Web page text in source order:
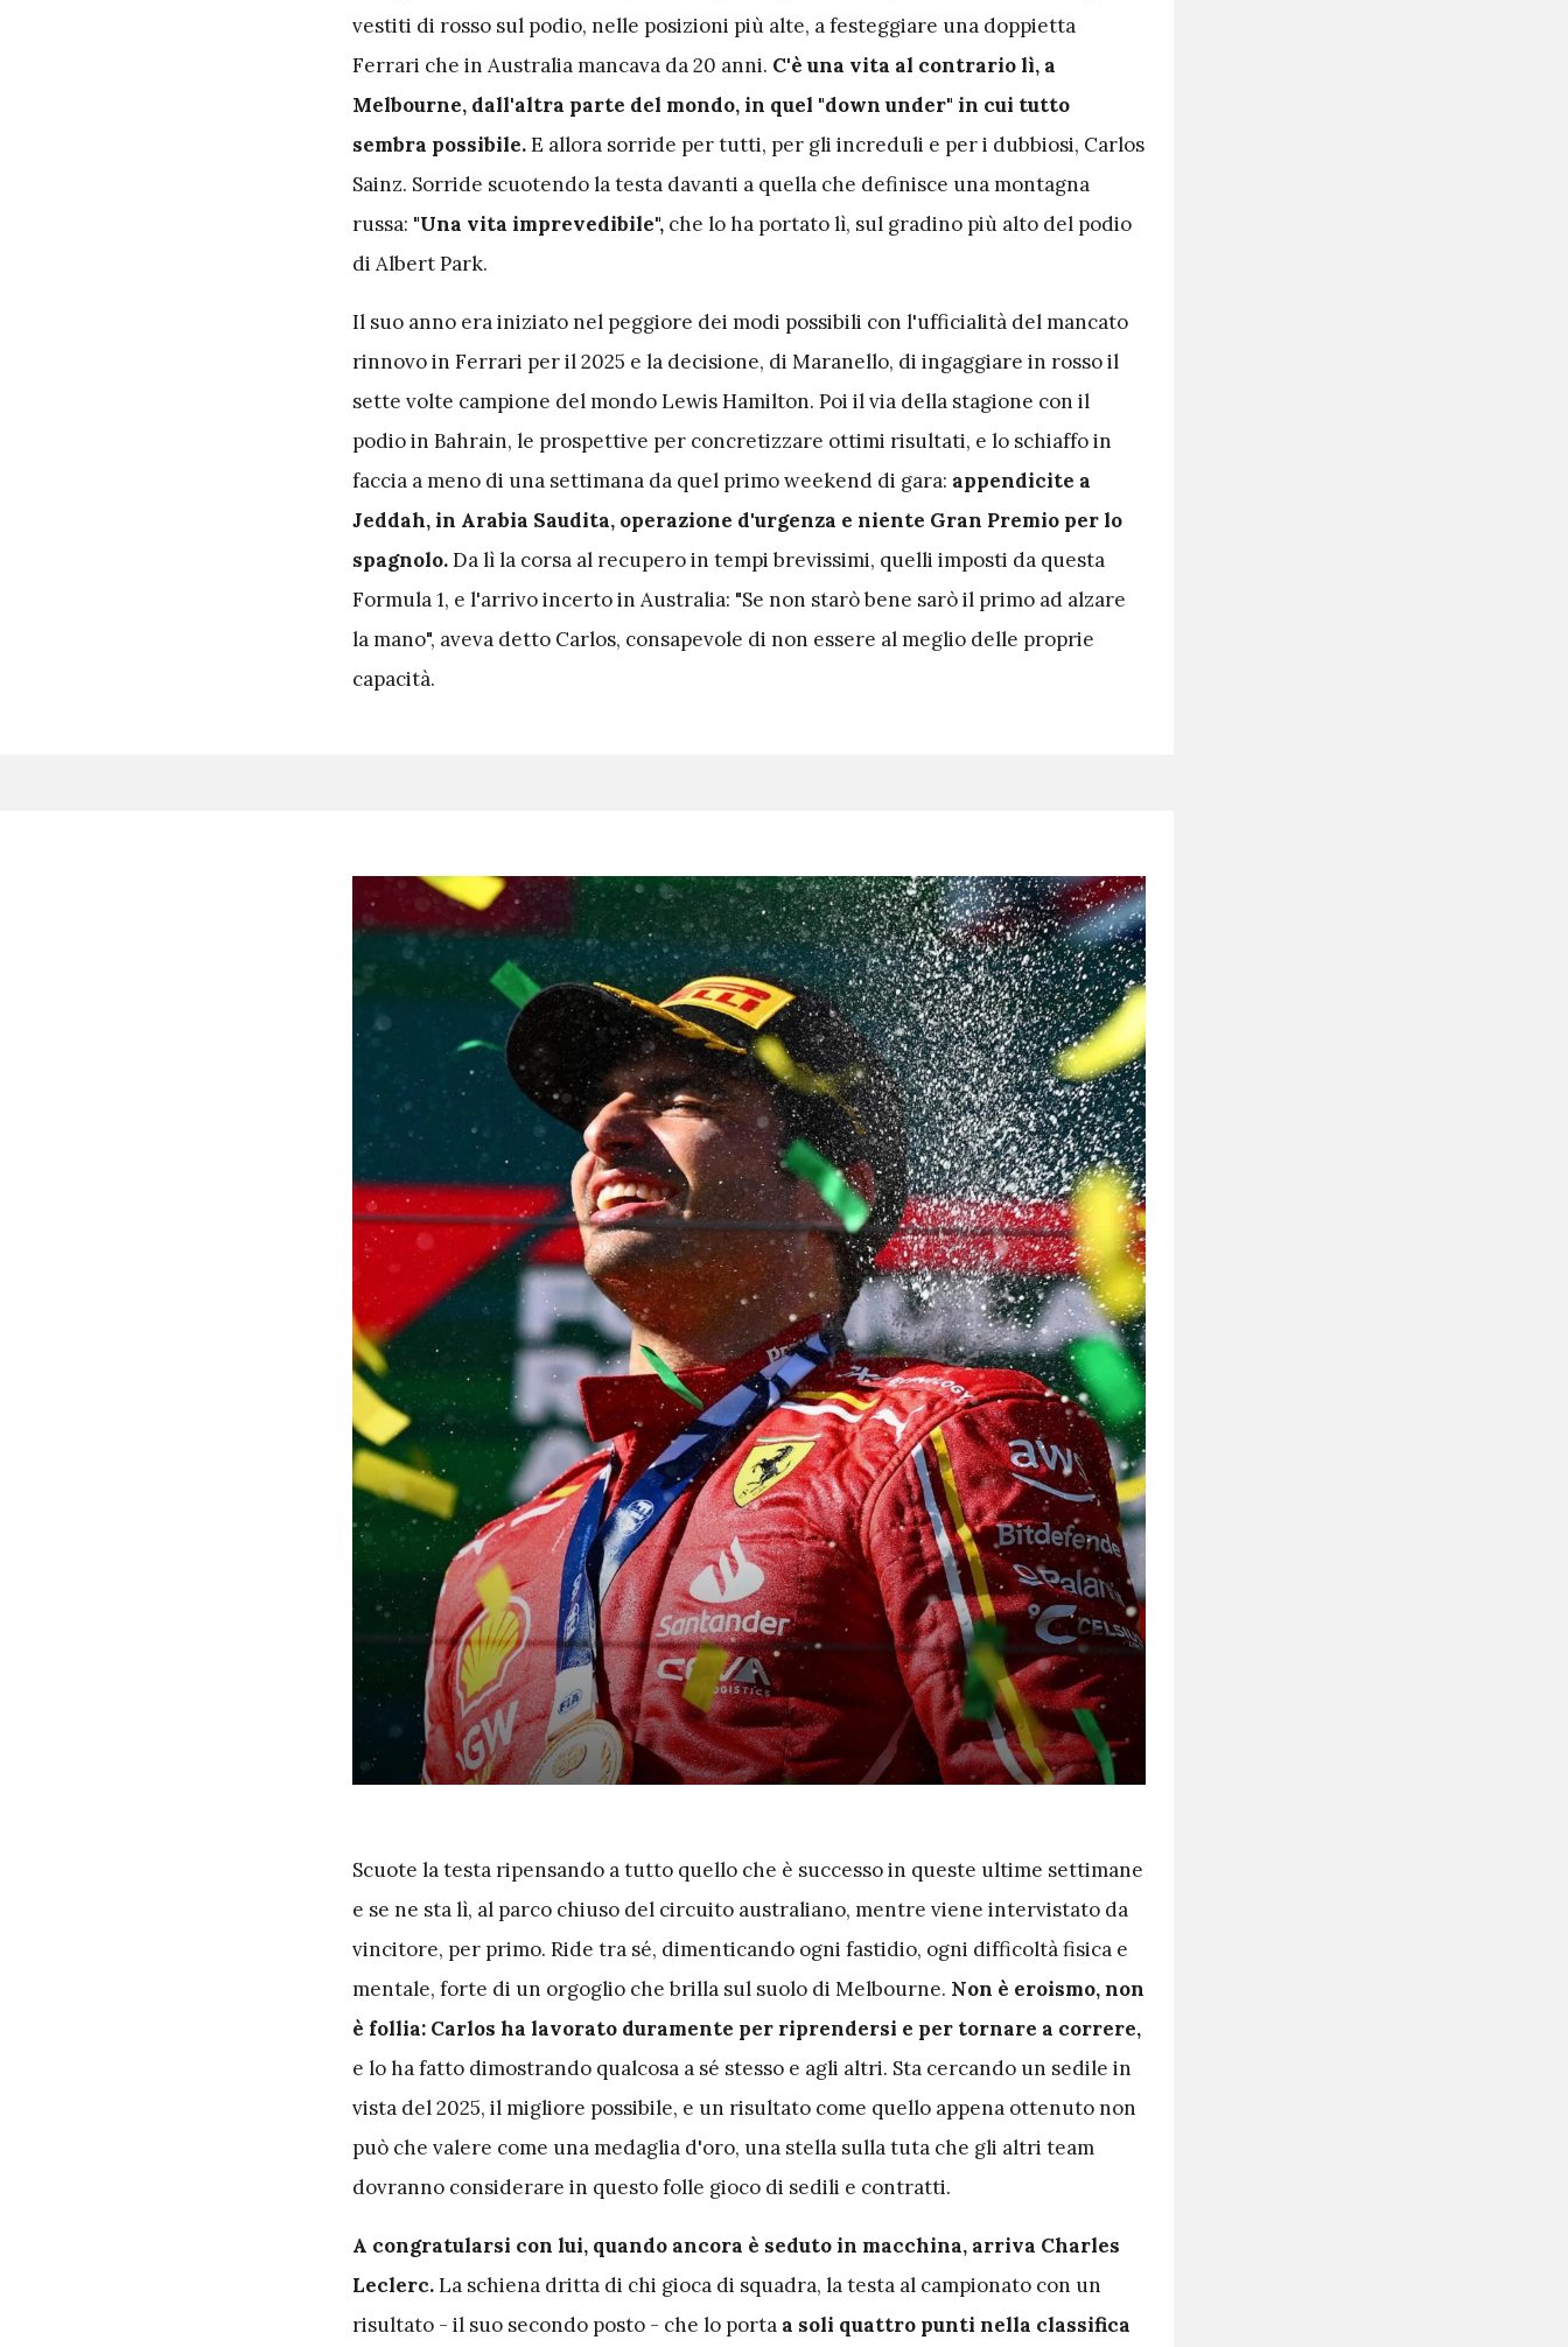
vestiti di rosso sul podio, nelle posizioni più alte, a festeggiare una doppietta
Ferrari che in Australia mancava da 20 anni. C'è una vita al contrario lì, a
Melbourne, dall'altra parte del mondo, in quel "down under" in cui tutto
sembra possibile.E allora sorride per tutti, per gli increduli e per i dubbiosi, Carlos
Sainz. Sorride scuotendo la testa davanti a quella che definisce una montagna
russa: "Una vita imprevedibile", che lo ha portato lì, sul gradino più alto del podio
di Albert Park.
Il suo anno era iniziato nel peggiore dei modi possibili con l'ufficialità del mancato
rinnovo in Ferrari per il 2025 e la decisione, di Maranello, di ingaggiare in rosso il
sette volte campione del mondo Lewis Hamilton. Poi il via della stagione con il
podio in Bahrain, le prospettive per concretizzare ottimi risultati, e lo schiaffo in
faccia a meno di una settimana da quel primo weekend di gara: appendicite a
Jeddah, in Arabia Saudita, operazione d'urgenza e niente Gran Premio per lo
spagnolo.Da lì la corsa al recupero in tempi brevissimi, quelli imposti da questa
Formula 1, e l'arrivo incerto in Australia: "Se non starò bene sarò il primo ad alzare
la mano", aveva detto Carlos, consapevole di non essere al meglio delle proprie
capacità.
Scuote la testa ripensando a tutto quello che è successo in queste ultime settimane
e se ne sta lì, al parco chiuso del circuito australiano, mentre viene intervistato da
vincitore, per primo. Ride tra sé, dimenticando ogni fastidio, ogni difficoltà fisica e
mentale, forte di un orgoglio che brilla sul suolo di Melbourne. Non è eroismo, non
è follia: Carlos ha lavorato duramente per riprendersi e per tornare a correre,
e lo ha fatto dimostrando qualcosa a sé stesso e agli altri. Sta cercando un sedile in
vista del 2025, il migliore possibile, e un risultato come quello appena ottenuto non
può che valere come una medaglia d'oro, una stella sulla tuta che gli altri team
dovranno considerare in questo folle gioco di sedili e contratti.
A congratularsi con lui, quando ancora è seduto in macchina, arriva Charles
Leclerc.La schiena dritta di chi gioca di squadra, la testa al campionato con un
risultato - il suo secondo posto - che lo porta a soli quattro punti nella classifica